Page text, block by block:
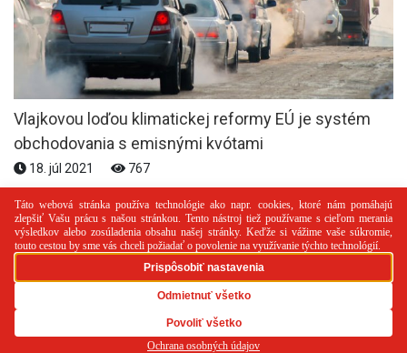
Vlajkovou loďou klimatickej reformy EÚ je systém
obchodovania s emisnými kvótami
18. júl 2021 767
PR článok
používania cookies
RSS